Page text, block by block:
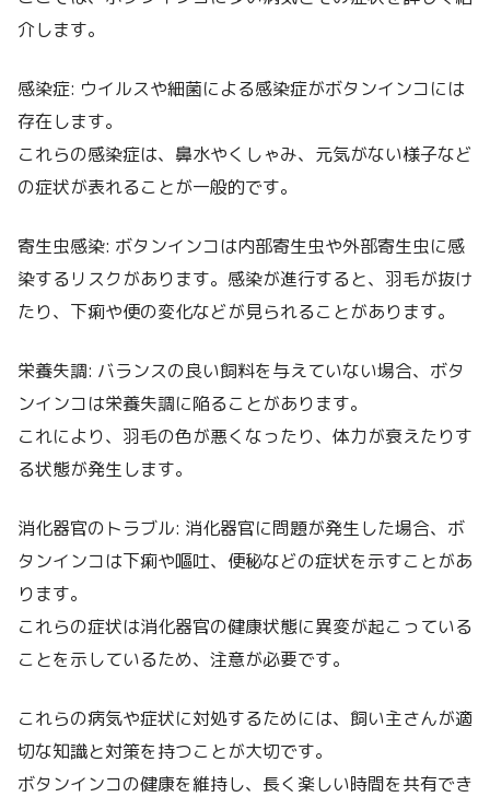
介します。
感染症: ウイルスや細菌による感染症がボタンインコには
存在します。
これらの感染症は、鼻水やくしゃみ、元気がない様子など
の症状が表れることが一般的です。
寄生虫感染: ボタンインコは内部寄生虫や外部寄生虫に感
染するリスクがあります。感染が進行すると、羽毛が抜け
たり、下痢や便の変化などが見られることがあります。
栄養失調: バランスの良い飼料を与えていない場合、ボタ
ンインコは栄養失調に陥ることがあります。
これにより、羽毛の色が悪くなったり、体力が衰えたりす
る状態が発生します。
消化器官のトラブル: 消化器官に問題が発生した場合、ボ
タンインコは下痢や嘔吐、便秘などの症状を示すことがあ
ります。
これらの症状は消化器官の健康状態に異変が起こっている
ことを示しているため、注意が必要です。
これらの病気や症状に対処するためには、飼い主さんが適
切な知識と対策を持つことが大切です。
ボタンインコの健康を維持し、長く楽しい時間を共有でき